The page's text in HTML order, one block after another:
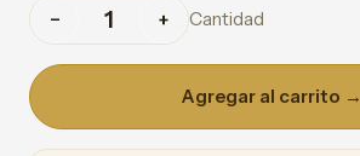
− + Cantidad
Agregar al carrito →